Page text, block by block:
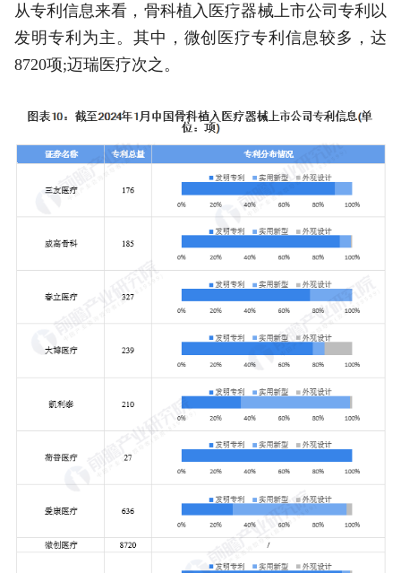
从专利信息来看，骨科植入医疗器械上市公司专利以
发明专利为主。其中，微创医疗专利信息较多，达
8720项;迈瑞医疗次之。